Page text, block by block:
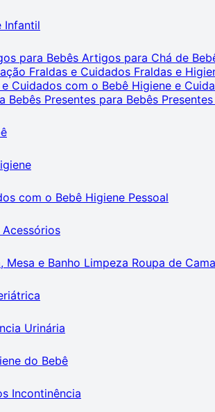
Infantil
para Bebês Artigos para Chá de
Fraldas e Cuidados Fraldas e
Cuidados com o Bebê Higiene e
Bebês Presentes para Bebês
com o Bebê Higiene Pessoal
Acessórios
Mesa e Banho Limpeza Roupa de Cama
Urinária
do Bebê
Incontinência